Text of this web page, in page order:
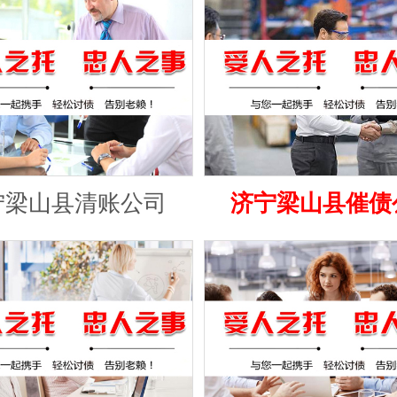
山县清账公司 济宁梁山县催